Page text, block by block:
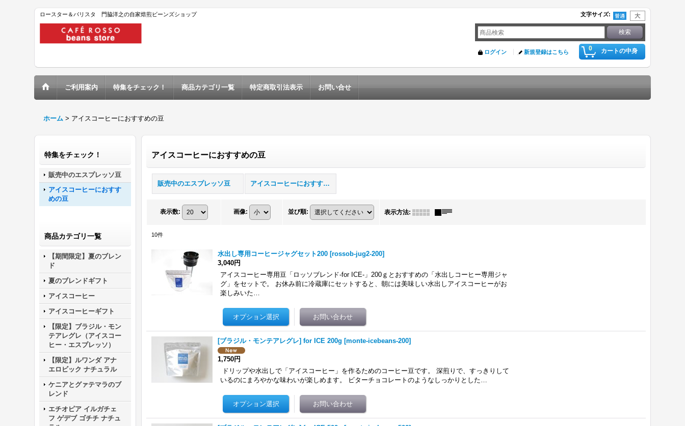
ロースター＆バリスタ 門脇洋之の自家焙煎ビーンズショップ 文字サイズ:
0 カートの中身
ログイン 新規登録はこちら
ご利用案内 特集をチェック！ 商品カテゴリ一覧 特定商取引法表示 お問い合せ
ホーム > アイスコーヒーにおすすめの豆
特集をチェック！
販売中のエスプレッソ豆
アイスコーヒーにおすす
めの豆
商品カテゴリ一覧
【期間限定】夏のブレン
ド
夏のブレンドギフト
アイスコーヒー
アイスコーヒーギフト
【限定】ブラジル・モン
テアレグレ（アイスコー
ヒー・エスプレッソ）
【限定】ルワンダ アナ
エロビック ナチュラル
ケニアとグァテマラのブ
レンド
エチオピア イルガチェ
フ ゲデブ ゴチチ ナチュ
アイスコーヒーにおすすめの豆
販売中のエスプレッソ豆 アイスコーヒーにおすすめの豆
表示数: 画像: 並び順: 表示方法:
10件
水出し専用コーヒージャグセット200 [rossob-jug2-200]
3,040円
アイスコーヒー専用豆「ロッソブレンド-for ICE-」200ｇとおすすめの「水出しコーヒー専用ジャ
グ」をセットで。 お休み前に冷蔵庫にセットすると、朝には美味しい水出しアイスコーヒーがお
楽しみいた…
[ブラジル・モンテアレグレ] for ICE 200g [monte-icebeans-200]
1,750円
ドリップや水出しで「アイスコーヒー」を作るためのコーヒー豆です。 深煎りで、すっきりして
いるのにまろやかな味わいが楽しめます。 ビターチョコレートのようなしっかりとした…